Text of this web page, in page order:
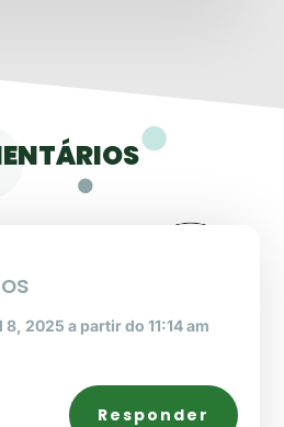
8, 2025 a partir do 11:14 am
Responder